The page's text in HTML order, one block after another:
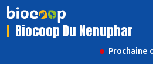
Biocoop Du Nenuphar
Prochaine